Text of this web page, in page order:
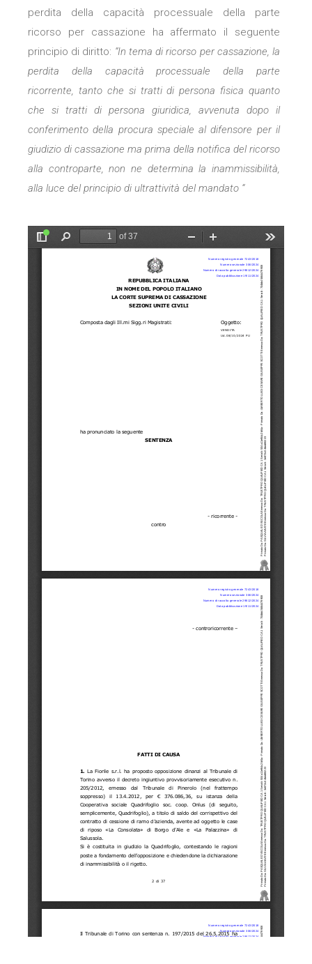
perdita della capacità processuale della parte
ricorso per cassazione ha affermato il seguente
principio di diritto: “In tema di ricorso per cassazione, la
perdita della capacità processuale della parte
ricorrente, tanto che si tratti di persona fisica quanto
che si tratti di persona giuridica, avvenuta dopo il
conferimento della procura speciale al difensore per il
giudizio di cassazione ma prima della notifica del ricorso
alla controparte, non ne determina la inammissibilità,
alla luce del principio di ultrattività del mandato “